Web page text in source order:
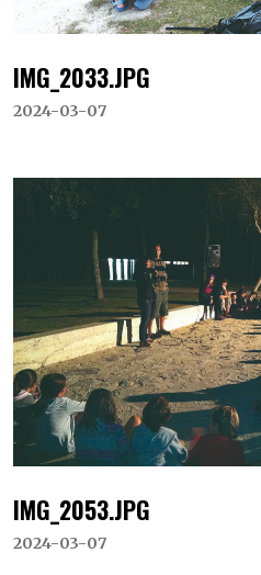
IMG_2033.JPG
2024-03-07
IMG_2053.JPG
2024-03-07